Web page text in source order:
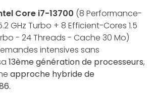
Core i7-13700 (8 Performance-
GHz Turbo + 8 Efficient-Cores 1.5
- 24 Threads - Cache 30 Mo)
intensives sans
13ème génération de processeurs,
approche hybride de